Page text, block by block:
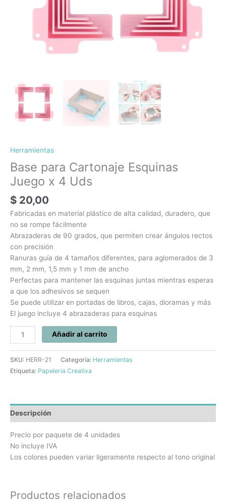
Herramientas
Base para Cartonaje Esquinas
Juego x 4 Uds
$ 20,00
Fabricadas en material plástico de alta calidad, duradero, que
no se rompe fácilmente
Abrazaderas de 90 grados, que permiten crear ángulos rectos
con precisión
Ranuras guía de 4 tamaños diferentes, para aglomerados de 3
mm, 2 mm, 1,5 mm y 1 mm de ancho
Perfectas para mantener las esquinas juntas mientras esperas
a que los adhesivos se sequen
Se puede utilizar en portadas de libros, cajas, dioramas y más
El juego incluye 4 abrazaderas para esquinas
Añadir al carrito
SKU: HERR-21 Categoría: Herramientas
Etiqueta: Papeleria Creativa
Descripción
Precio por paquete de 4 unidades
No incluye IVA
Los colores pueden variar ligeramente respecto al tono original
Productos relacionados